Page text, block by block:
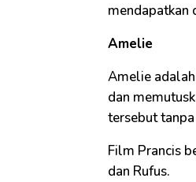
mendapatkan
Amelie
Amelie
dan
tersebut
Film Prancis
dan Rufus.